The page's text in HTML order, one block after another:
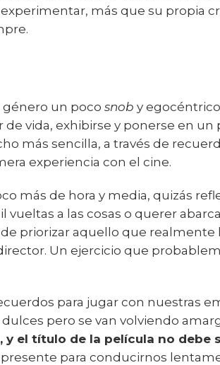
más que su propia
un poco snob y
de vida, exhibirse y ponerse en
más sencilla, a través de
experiencia con el cine.
más de hora y media, quizás
vueltas a las cosas o querer
priorizar aquello que
Un ejercicio que
para jugar con nuestras
pero se van volviendo
el título de la película no debe
para conducirnos